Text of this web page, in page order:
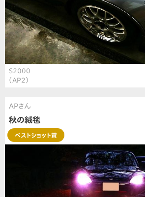
S2000
（AP2）
APさん
秋の絨毯
ベストショット賞